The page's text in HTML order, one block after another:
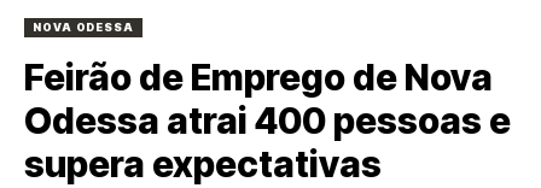
NOVA ODESSA
Feirão de Emprego de Nova
Odessa atrai 400 pessoas e
supera expectativas